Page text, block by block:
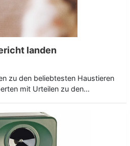
landen
zu den beliebtesten Haustieren
mit Urteilen zu den…